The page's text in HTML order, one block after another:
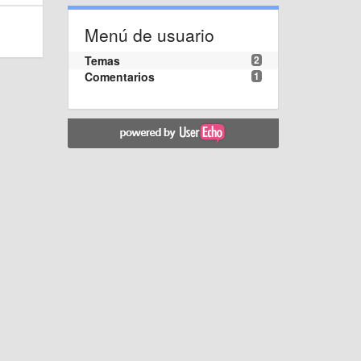
Menú de usuario
2
Temas
1
Comentarios